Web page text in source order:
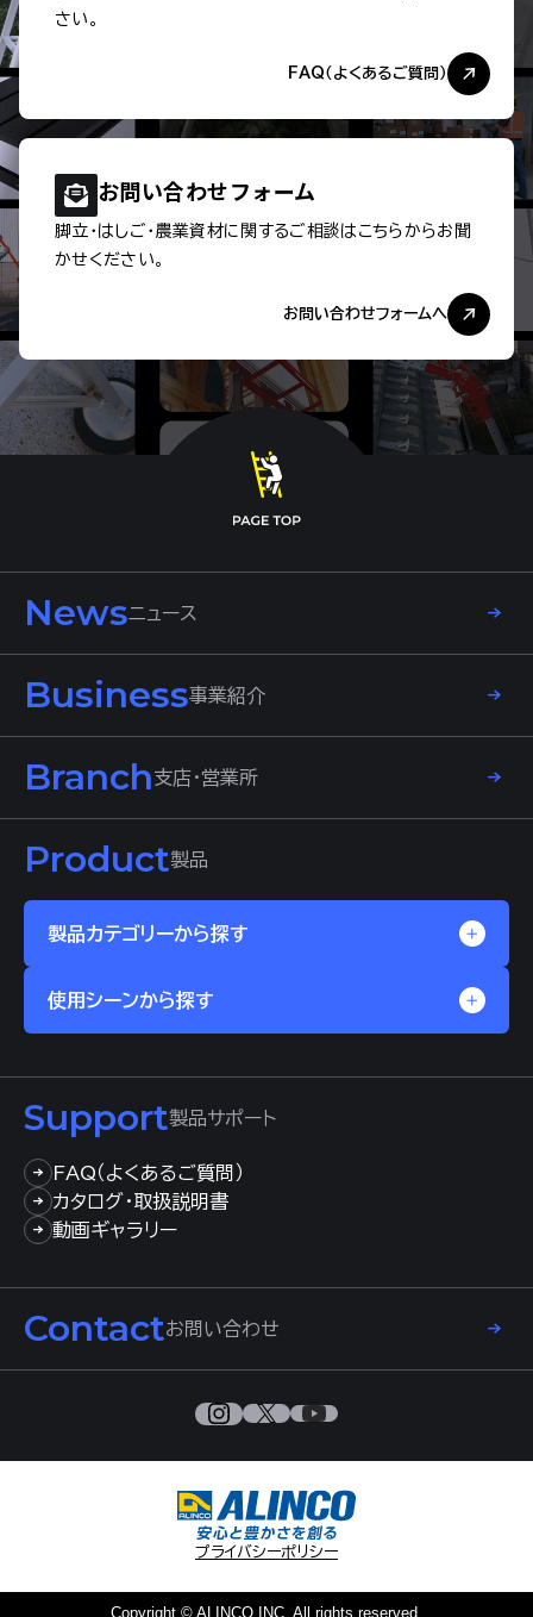
さい。
FAQ（よくあるご質問）
お問い合わせフォーム
脚立・はしご・農業資材に関するご相談は こちらからお聞
かせください。
お問い合わせフォームへ
Newsニュース
Business事業紹介
Branch支店・営業所
Product製品
製品カテゴリーから探す
使用シーンから探す
Support製品サポート
FAQ（よくあるご質問）
カタログ・取扱説明書
動画ギャラリー
Contactお問い合わせ
プライバシーポリシー
Copyright © ALINCO.INC. All rights reserved.